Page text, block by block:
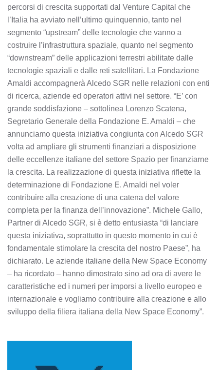
percorsi di crescita supportati dal Venture Capital che
l’Italia ha avviato nell’ultimo quinquennio, tanto nel
segmento “upstream” delle tecnologie che vanno a
costruire l’infrastruttura spaziale, quanto nel segmento
“downstream” delle applicazioni terrestri abilitate dalle
tecnologie spaziali e dalle reti satellitari. La Fondazione
Amaldi accompagnerà Alcedo SGR nelle relazioni con enti
di ricerca, aziende ed operatori attivi nel settore. “E’ con
grande soddisfazione – sottolinea Lorenzo Scatena,
Segretario Generale della Fondazione E. Amaldi – che
annunciamo questa iniziativa congiunta con Alcedo SGR
volta ad ampliare gli strumenti finanziari a disposizione
delle eccellenze italiane del settore Spazio per finanziarne
la crescita. La realizzazione di questa iniziativa riflette la
determinazione di Fondazione E. Amaldi nel voler
contribuire alla creazione di una catena del valore
completa per la finanza dell’innovazione”. Michele Gallo,
Partner di Alcedo SGR, si è detto entusiasta “di lanciare
questa iniziativa, soprattutto in questo momento in cui è
fondamentale stimolare la crescita del nostro Paese”, ha
dichiarato. Le aziende italiane della New Space Economy
– ha ricordato – hanno dimostrato sino ad ora di avere le
caratteristiche ed i numeri per imporsi a livello europeo e
internazionale e vogliamo contribuire alla creazione e allo
sviluppo della filiera italiana della New Space Economy”.